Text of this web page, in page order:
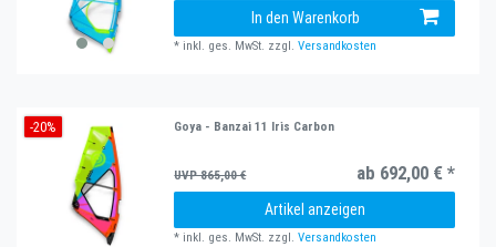
In den Warenkorb
* inkl. ges. MwSt. zzgl.Versandkosten
-20% Goya - Banzai 11 Iris Carbon
UVP 865,00 € ab 692,00 € *
Artikel anzeigen
* inkl. ges. MwSt. zzgl.Versandkosten